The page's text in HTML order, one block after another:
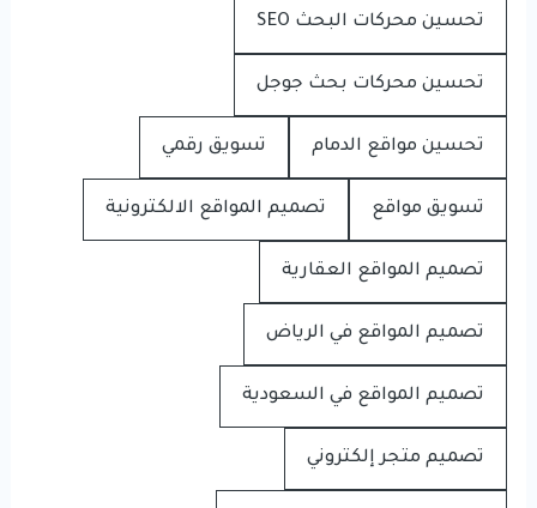
تحسين محركات البحث SEO
تحسين محركات بحث جوجل
تحسين مواقع الدمام تسويق رقمي
تسويق مواقع تصميم المواقع الالكترونية
تصميم المواقع العقارية
تصميم المواقع في الرياض
تصميم المواقع في السعودية
تصميم متجر إلكتروني